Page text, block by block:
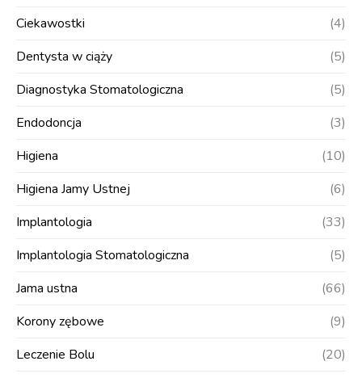
Ciekawostki
(4)
Dentysta w ciąży
(5)
Diagnostyka Stomatologiczna
(5)
Endodoncja
(3)
Higiena
(10)
Higiena Jamy Ustnej
(6)
Implantologia
(33)
Implantologia Stomatologiczna
(5)
Jama ustna
(66)
Korony zębowe
(9)
Leczenie Bolu
(20)